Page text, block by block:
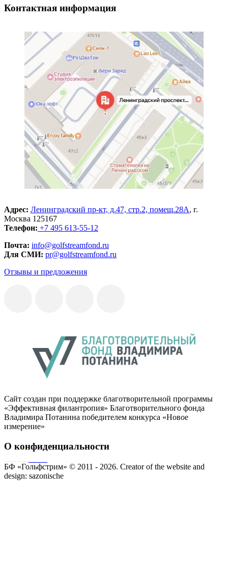
Контактная информация
Адрес: Ленинградский пр-кт, д.47, стр.2, помещ.28А, г.
Москва 125167
Телефон: +7 495 613-55-12
Почта: info@golfstreamfond.ru
Для СМИ: pr@golfstreamfond.ru
Отзывы и предложения
Сайт создан при поддержке благотворительной программы
«Эффективная филантропия» Благотворительного фонда
Владимира Потанина победителем конкурса «Новое
измерение»
О конфиденциальности
БФ «Гольфстрим» © 2011 - 2026. Creator of the website and
design: sazonische